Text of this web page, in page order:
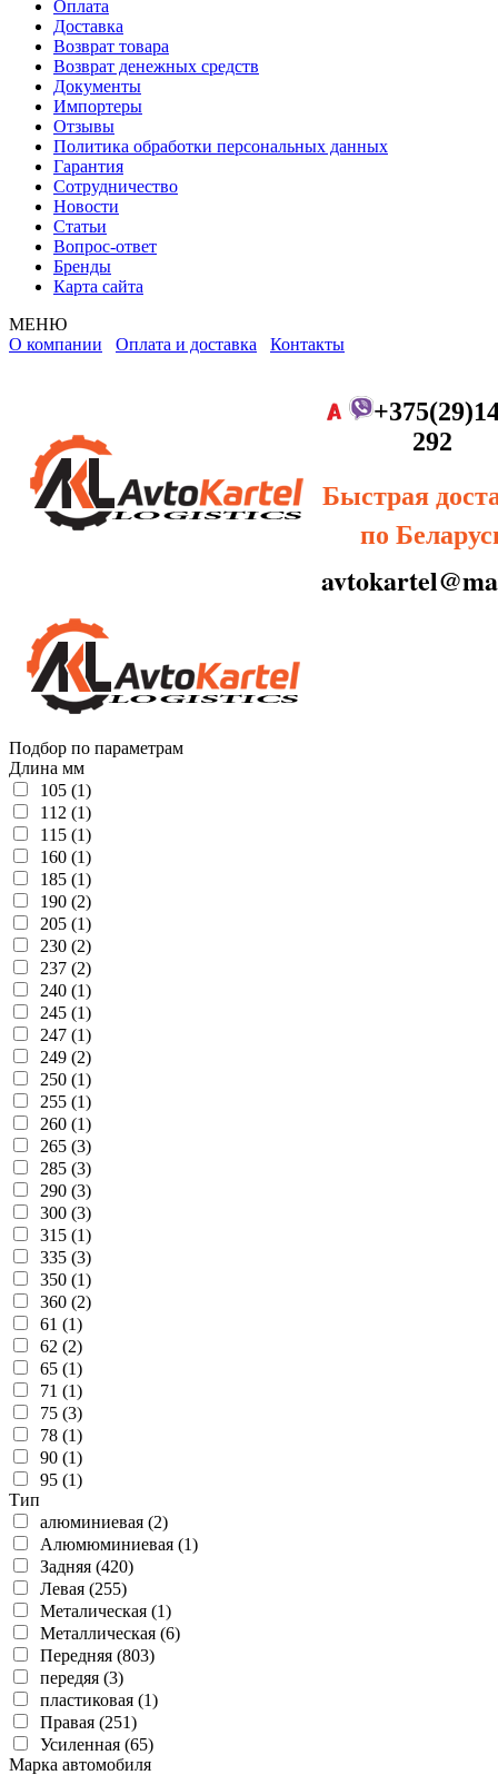
Оплата
Доставка
Возврат товара
Возврат денежных средств
Документы
Импортеры
Отзывы
Политика обработки персональных данных
Гарантия
Сотрудничество
Новости
Статьи
Вопрос-ответ
Бренды
Карта сайта
МЕНЮ
О компании Оплата и доставка Контакты
292
Быстрая
по
Подбор по параметрам
Длина мм
105 (1)
112 (1)
115 (1)
160 (1)
185 (1)
190 (2)
205 (1)
230 (2)
237 (2)
240 (1)
245 (1)
247 (1)
249 (2)
250 (1)
255 (1)
260 (1)
265 (3)
285 (3)
290 (3)
300 (3)
315 (1)
335 (3)
350 (1)
360 (2)
61 (1)
62 (2)
65 (1)
71 (1)
75 (3)
78 (1)
90 (1)
95 (1)
Тип
алюминиевая (2)
Алюмюминиевая (1)
Задняя (420)
Левая (255)
Металическая (1)
Металлическая (6)
Передняя (803)
передяя (3)
пластиковая (1)
Правая (251)
Усиленная (65)
Марка автомобиля